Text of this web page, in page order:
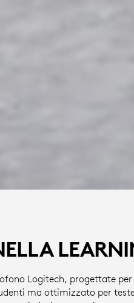
Logitech, progettate
ma ottimizzato per